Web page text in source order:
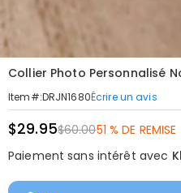
Collier Photo Personnalisé
Item#:DRJN1680Écrire un avis
$29.95$60.0051 % DE REMISE
Paiement sans intérêt avec